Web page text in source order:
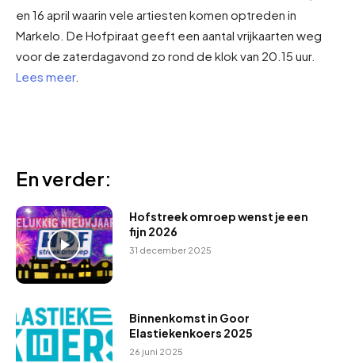
en 16 april waarin vele artiesten komen optreden in
Markelo. De Hofpiraat geeft een aantal vrijkaarten weg
voor de zaterdagavond zo rond de klok van 20.15 uur.
Lees meer.
En verder:
Hofstreek omroep wenst je een
fijn 2026
31 december 2025
Binnenkomst in Goor
Elastiekenkoers 2025
26 juni 2025